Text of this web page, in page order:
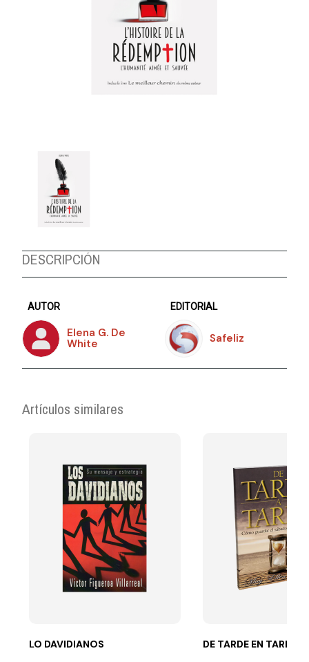
DESCRIPCIÓN
AUTOR
Elena G. De
White
EDITORIAL
Safeliz
Artículos similares
LO DAVIDIANOS DE TARDE EN TARDE